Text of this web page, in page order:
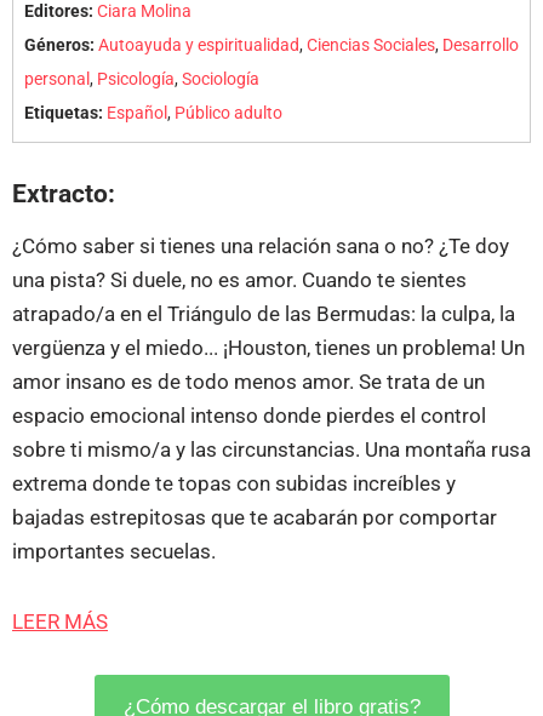
Editores: Ciara Molina
Géneros: Autoayuda y espiritualidad,Ciencias Sociales, Desarrollo
personal , Psicología,Sociología
Etiquetas: Español, Público adulto
Extracto:
¿Cómo saber si tienes una relación sana o no? ¿Te doy
una pista? Si duele, no es amor. Cuando te sientes
atrapado/a en el Triángulo de las Bermudas: la culpa, la
vergüenza y el miedo... ¡Houston, tienes un problema! Un
amor insano es de todo menos amor. Se trata de un
espacio emocional intenso donde pierdes el control
sobre ti mismo/a y las circunstancias. Una montaña rusa
extrema donde te topas con subidas increíbles y
bajadas estrepitosas que te acabarán por comportar
importantes secuelas.
LEER MÁS
¿Cómo descargar el libro gratis?